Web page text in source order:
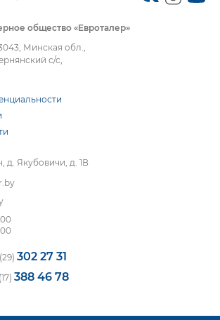
общество «Евроталер»
Минская обл.,
с/с,
д. Якубовичи, д. 1В
302 27 31
388 46 78